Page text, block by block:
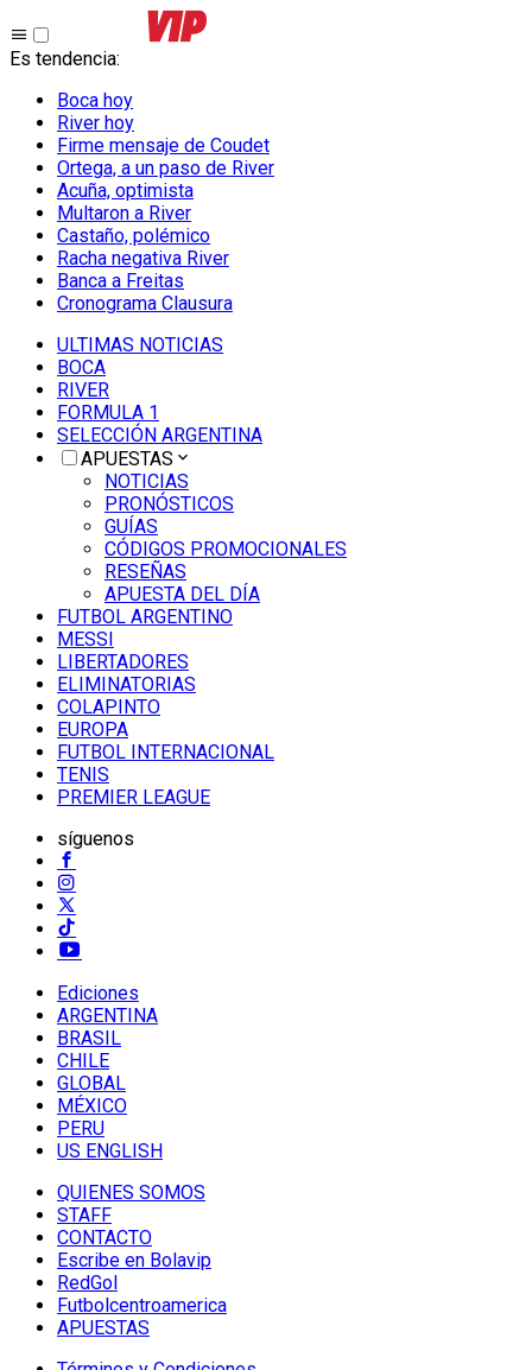
Es tendencia:
Boca hoy
River hoy
Firme mensaje de Coudet
Ortega, a un paso de River
Acuña, optimista
Multaron a River
Castaño, polémico
Racha negativa River
Banca a Freitas
Cronograma Clausura
ULTIMAS NOTICIAS
BOCA
RIVER
FORMULA 1
SELECCIÓN ARGENTINA
APUESTAS
NOTICIAS
PRONÓSTICOS
GUÍAS
CÓDIGOS PROMOCIONALES
RESEÑAS
APUESTA DEL DÍA
FUTBOL ARGENTINO
MESSI
LIBERTADORES
ELIMINATORIAS
COLAPINTO
EUROPA
FUTBOL INTERNACIONAL
TENIS
PREMIER LEAGUE
síguenos
Ediciones
ARGENTINA
BRASIL
CHILE
GLOBAL
MÉXICO
PERU
US ENGLISH
QUIENES SOMOS
STAFF
CONTACTO
Escribe en Bolavip
RedGol
Futbolcentroamerica
APUESTAS